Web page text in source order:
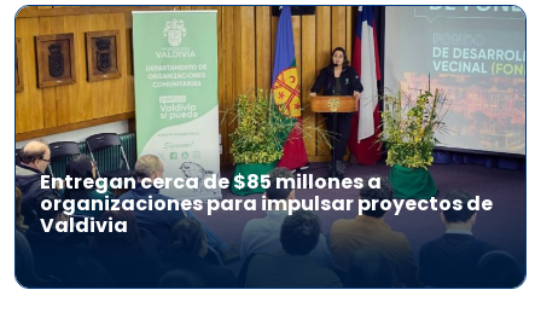
Entregan cerca de $85 millones a
organizaciones para impulsar proyectos de
Valdivia